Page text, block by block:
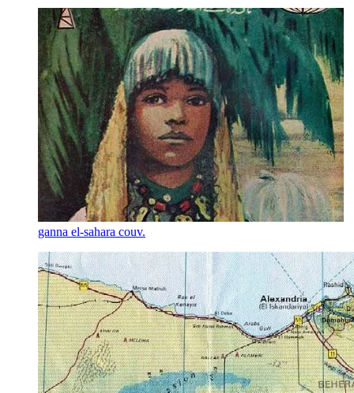
ganna el-sahara couv.